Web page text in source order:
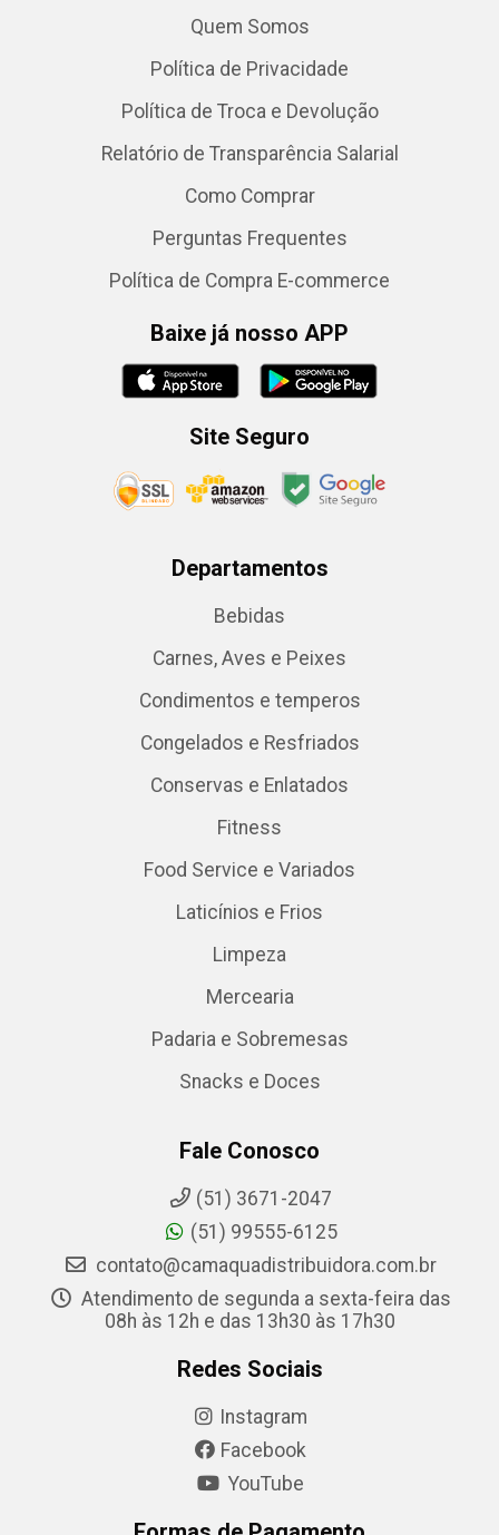
Quem Somos
Política de Privacidade
Política de Troca e Devolução
Relatório de Transparência Salarial
Como Comprar
Perguntas Frequentes
Política de Compra E-commerce
Baixe já nosso APP
Site Seguro
Departamentos
Bebidas
Carnes, Aves e Peixes
Condimentos e temperos
Congelados e Resfriados
Conservas e Enlatados
Fitness
Food Service e Variados
Laticínios e Frios
Limpeza
Mercearia
Padaria e Sobremesas
Snacks e Doces
Fale Conosco
(51) 3671-2047
(51) 99555-6125
contato@camaquadistribuidora.com.br
Atendimento de segunda a sexta-feira das
08h às 12h e das 13h30 às 17h30
Redes Sociais
Instagram
Facebook
YouTube